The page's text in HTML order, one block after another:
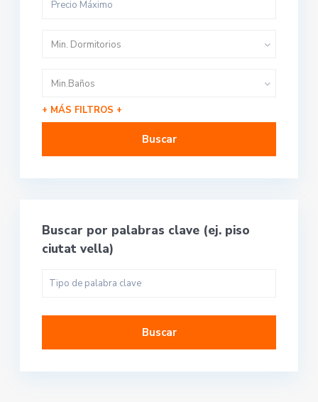
Min. Dormitorios
Min.Baños
+ MÁS FILTROS +
Buscar
Buscar por palabras clave (ej. piso
ciutat vella)
Buscar